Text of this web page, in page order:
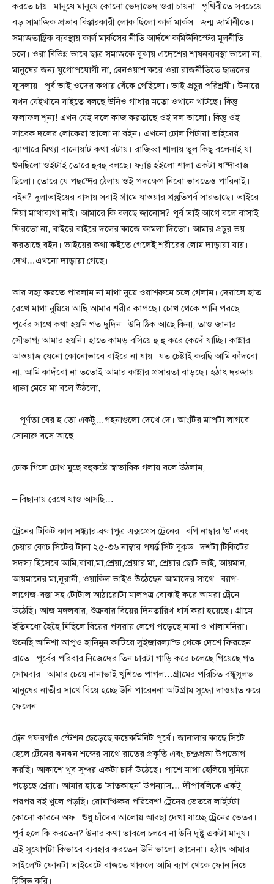
করতে চায়। মানুষে মানুষে কোনো ভেদাভেদ ওরা চায়না। পৃথিবীতে সবচেয়ে
বড় সামাজিক প্রভাব বিস্তারকারী লোক ছিলো কার্ল মার্কস। জন্ম জার্মানীতে।
সমাজতান্ত্রিক ব্যবস্থায় কার্ল মার্কসের নীতি আর্দশে কমিউনিস্টের মূলনীতি
চলে। ওরা বিভিন্ন ভাবে ছাত্র সমাজকে বুঝায় এদেশের শাষনব্যবস্থা ভালো না,
মানুষের জন্য যুগোপযোগী না, ব্রেনওয়াশ করে ওরা রাজনীতিতে ছাত্রদের
ফুসলায়। পূর্ব ভাই ওদের কথায় বেঁকে গেছিলো। ভাই প্রচুর পরিশ্রমী। উনারে
যখন যেইখানে যাইতে বলছে উনিও গাধার মতো ওখানে খাটছে। কিন্তু
ফলাফল শূন্য! এখন যেই দলে কাজ করতাছে ওই দল ভালো। কিন্তু ওই
সাবেক দলের লোকেরা ভালো না বইন। এখনো ঢোল পিটায়া ভাইয়ের
ব্যাপারে মিথ্যা বানোয়াট কথা রটায়। রাজিব্বা শালায় ভুল কিছু বলেনাই যা
শুনছিলো ওইটাই তোরে হুবহু বলছে। ফ্যাক্ট হইলো শালা একটা ধান্দাবাজ
ছিলো। তোরে যে পছন্দের ঠেলায় ওই পদক্ষেপ নিবো ভাবতেও পারিনাই।
বইন? দুলাভাইয়ের বাসায় সবাই গ্রামে যাওয়ার প্রস্তুতিপর্ব সারতাছে। ভাইরে
নিয়া মাথাব্যথা নাই। আমারে কি বলছে জানোস? পূর্ব ভাই আগে বলে বাসাই
ফিরতো না, বাইরে বাইরে দলের কাজে কামলা দিতো। আমার প্রচুর ভয়
করতাছে বইন। ভাইয়ের কথা কইতে গেলেই শরীরের লোম দাড়ায়া যায়।
দেখ…এখনো দাড়ায়া গেছে।
আর সহ্য করতে পারলাম না মাথা নুয়ে ওয়াশরুমে চলে গেলাম। দেয়ালে হাত
রেখে মাথা নুয়িয়ে আছি আমার শরীর কাপছে। চোখ থেকে পানি পরছে।
পূর্বের সাথে কথা হয়নি গত দুদিন। উনি ঠিক আছে কিনা, তাও জানার
সৌভাগ্য আমার হয়নি। হাতে কামড় বসিয়ে হু হু করে কেদেঁ যাচ্ছি। কান্নার
আওয়াজ যেনো কোনোভাবে বাইরে না যায়। যত চেষ্টাই করছি আমি কাঁদবো
না, আমি কাদঁবো না ততোই আমার কান্নার প্রসারতা বাড়ছে। হঠাৎ দরজায়
ধাক্কা মেরে মা বলে উঠলো,
– পূর্ণতা বের হ তো একটু…গহনাগুলো দেখে দে। আংটির মাপটা লাগবে
সোনারু বসে আছে।
ঢোক গিলে চোখ মুছে বহুকষ্টে স্বাভাবিক গলায় বলে উঠলাম,
– বিছানায় রেখে যাও আসছি…
ট্রেনের টিকিট কাল সন্ধ্যার ব্রহ্মাপুত্র এক্সপ্রেস ট্রেনের। বগি নাম্বার ‘ঙ’ এবং
চেয়ার কোচ সিটের টানা ২৫-৩৬ নাম্বার পযর্ন্ত সিট বুক্ড। দশটা টিকিটের
সদস্য হিসেবে আমি,বাবা,মা,শ্রেয়া,শ্রেয়ার মা, শ্রেয়ার ছোট ভাই, আয়মান,
আয়মানের মা,নূরানী, ওয়াকিল ভাইও উঠেছেন আমাদের সাথে। ব্যাগ-
লাগেজ-বস্তা সহ টোটাল আঠারোটা মালপত্র বোঝাই করে আমরা ট্রেনে
উঠেছি। আজ মঙ্গলবার, শুক্রবার বিয়ের দিনতারিখ ধার্য করা হয়েছে। গ্রামে
ইতিমধ্যে হৈহৈ মিছিলে বিয়ের পসরায় লেগে পড়েছে মামা ও খালামনিরা।
শুনেছি আনিশা আপুও হানিমুন কাটিয়ে সুইজারল্যান্ড থেকে দেশে ফিরছেন
রাতে। পূর্বের পরিবার নিজেদের তিন চারটা গাড়ি করে চলেছে গিয়েছে গত
সোমবার। আমার চেয়ে নানাভাই খুশিতে পাগল…গ্রামের পরিচিত বন্ধুসুলভ
মানুষের নাতীর সাথে বিয়ে হচ্ছে উনি পারেননা আটগ্রাম সুদ্ধো দাওয়াত করে
ফেলেন।
ট্রেন গফরগাঁও স্টেশন ছেড়েছে কয়েকমিনিট পূর্বে। জানালার কাছে সিটে
হেলে ট্রেনের ঝনঝন শব্দের সাথে রাতের প্রকৃতি এবং চন্দ্রপ্রভা উপভোগ
করছি। আকাশে খুব সুন্দর একটা চাদঁ উঠেছে। পাশে মাথা হেলিয়ে ঘুমিয়ে
পড়েছে শ্রেয়া। আমার হাতে ‘সাতকাহন’ উপন্যাস… দীপাবলিকে একটু
পরপর বই খুলে পড়ছি। রোমান্ঞ্চকর পরিবেশ! ট্রেনের ভেতরে লাইটটা
কোনো কারনে অফ। শুধু চাঁদের আলোয় আবছা দেখা যাচ্ছে ট্রেনের ভেতর।
পূর্ব হলে কি করতেন? উনার কথা ভাবলে চলবে না উনি দুষ্টু একটা মানুষ।
এই সুযোগটা কিভাবে ব্যবহার করতেন উনি ভালো জানেনা। হঠাৎ আমার
সাইলেন্ট ফোনটা ভাইব্রেটে বাজতে থাকলে আমি ব্যাগ থেকে ফোন নিয়ে
রিসিভ করি।